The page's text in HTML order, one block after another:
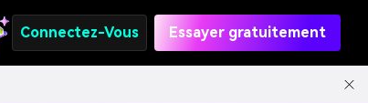
Connectez-Vous Essayer gratuitement